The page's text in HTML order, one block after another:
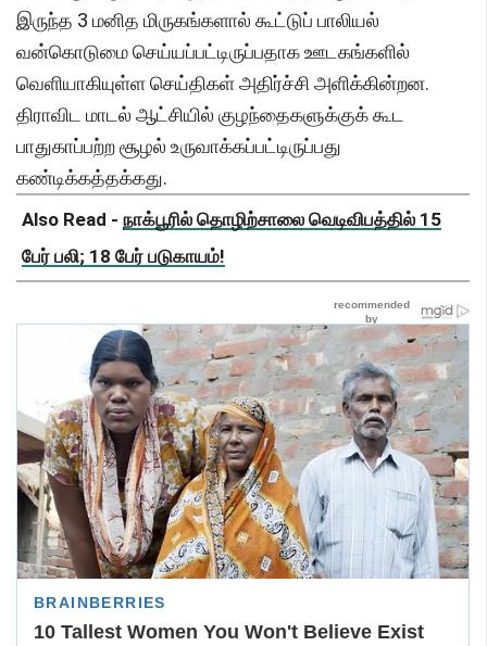
இருந்த 3 மனித மிருகங்களால் கூட்டுப் பாலியல்
வன்கொடுமை செய்யப்பட்டிருப்பதாக ஊடகங்களில்
வெளியாகியுள்ள செய்திகள் அதிர்ச்சி அளிக்கின்றன.
திராவிட மாடல் ஆட்சியில் குழந்தைகளுக்குக் கூட
பாதுகாப்பற்ற சூழல் உருவாக்கப்பட்டிருப்பது
கண்டிக்கத்தக்கது.
Also Read - நாக்பூரில் தொழிற்சாலை வெடிவிபத்தில் 15
பேர் பலி; 18 பேர் படுகாயம்!